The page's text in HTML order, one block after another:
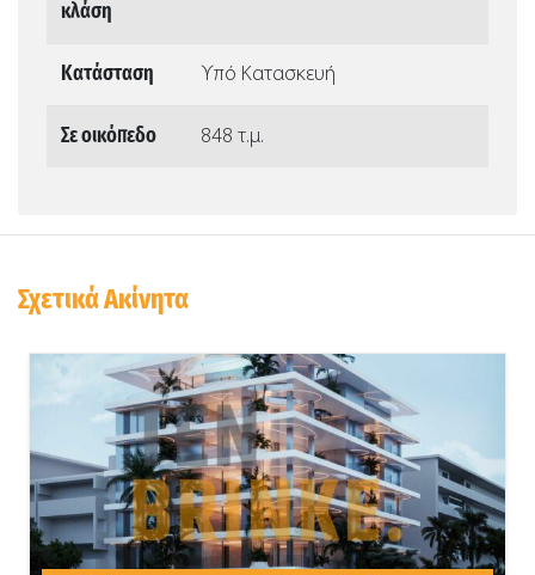
κλάση
Κατάσταση
Υπό Κατασκευή
Σε οικόπεδο 848 τ.μ.
Σχετικά Ακίνητα